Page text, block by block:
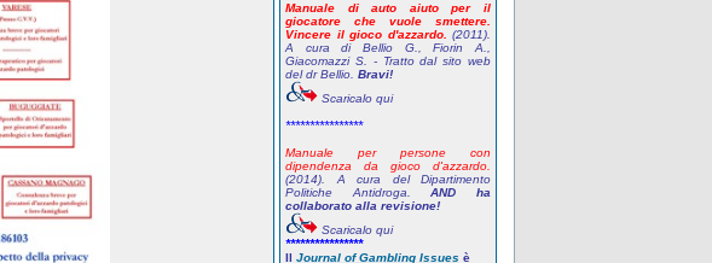
Manuale di auto aiuto per il
giocatore che vuole smettere.
Vincere il gioco d'azzardo. (2011).
A cura di Bellio G., Fiorin A.,
Giacomazzi S. - Tratto dal sito web
del dr Bellio. Bravi!
Scaricalo qui
****************
Manuale per persone con
dipendenza da gioco d'azzardo.
(2014). A cura del Dipartimento
Politiche Antidroga.AND ha
collaborato alla revisione!
Scaricalo qui
****************
Il Journal of Gambling Issues è